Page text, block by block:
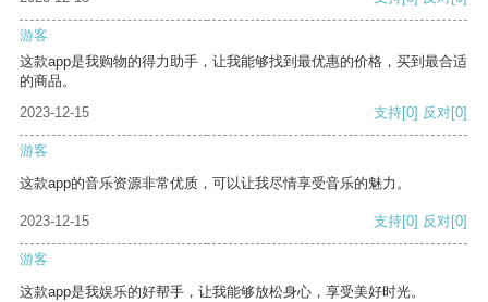
游客
这款app是我购物的得力助手，让我能够找到最优惠的价格，买到最合适
的商品。
2023-12-15
支持[0] 反对[0]
游客
这款app的音乐资源非常优质，可以让我尽情享受音乐的魅力。
2023-12-15 支持[0] 反对[0]
游客
这款app是我娱乐的好帮手，让我能够放松身心，享受美好时光。